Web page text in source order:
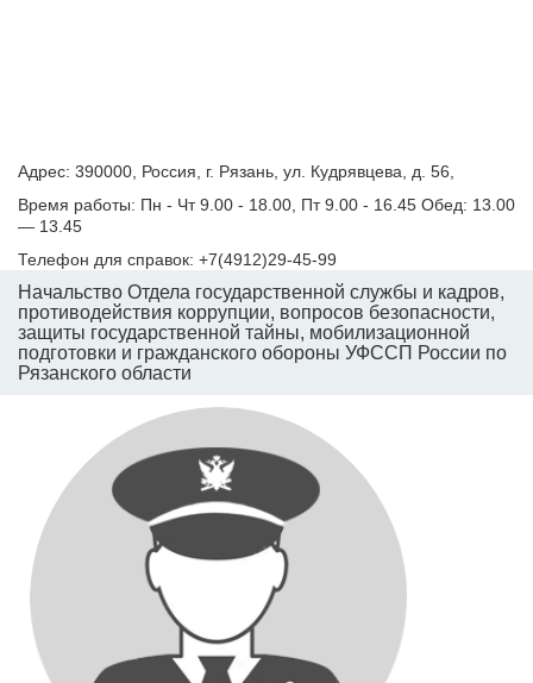
Адрес: 390000, Россия, г. Рязань, ул. Кудрявцева, д. 56,
Время работы: Пн - Чт 9.00 - 18.00, Пт 9.00 - 16.45 Обед: 13.00
— 13.45
Телефон для справок: +7(4912)29-45-99
Начальство Отдела государственной службы и кадров,
противодействия коррупции, вопросов безопасности,
защиты государственной тайны, мобилизационной
подготовки и гражданского обороны УФССП России по
Рязанского области